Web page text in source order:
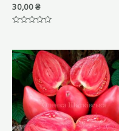
30,00₴
з
5